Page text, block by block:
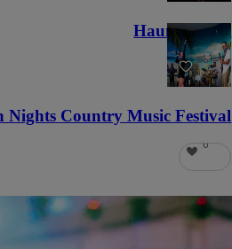
Haunted Fest
58
Nights Country Music Festival
6